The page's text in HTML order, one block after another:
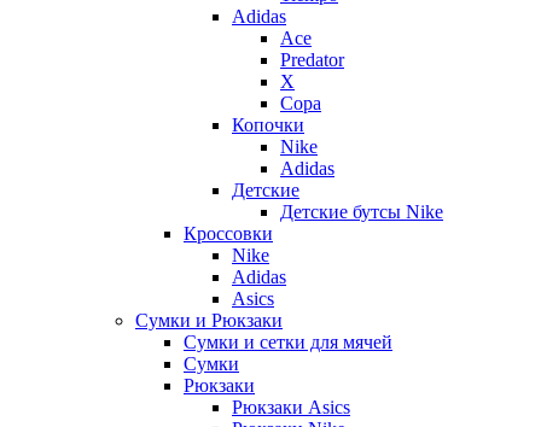
Adidas
Ace
Predator
X
Copa
Копочки
Nike
Adidas
Детские
Детские бутсы Nike
Кроссовки
Nike
Adidas
Asics
Сумки и Рюкзаки
Сумки и сетки для мячей
Сумки
Рюкзаки
Рюкзаки Asics